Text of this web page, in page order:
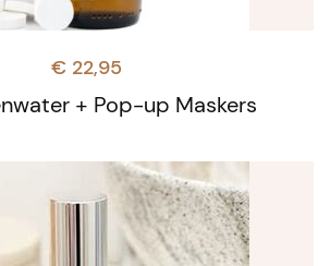
+ Pop-up Maskers
€ 22,95